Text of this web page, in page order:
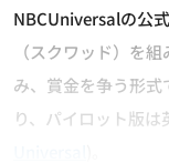
NBCUniversalの公
（スクワッド）を
み、賞金を争う形
り、パイロット版